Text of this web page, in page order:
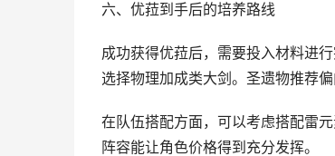
六、优菈到手后的培养路线
成功获得优菈后，需要投入材料进
选择物理加成类大剑。圣遗物推荐
在队伍搭配方面，可以考虑搭配雷
阵容能让角色价格得到充分发挥。